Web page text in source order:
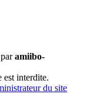
amiibo-
est interdite.
du site